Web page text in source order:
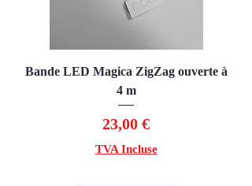
Bande LED Magica ZigZag ouverte à
4 m
Prix
23,00 €
TVA Incluse